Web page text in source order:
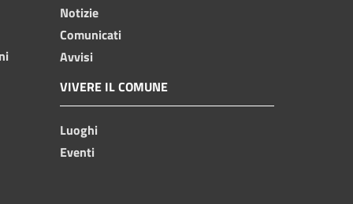
Notizie
Comunicati
Avvisi
VIVERE IL COMUNE
Luoghi
Eventi